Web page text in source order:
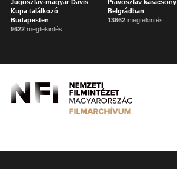
Jugoszláv-magyar Davis
Kupa találkozó
Budapesten
9622 megtekintés
Pravoszláv karácsony
Belgrádban
13662 megtekintés